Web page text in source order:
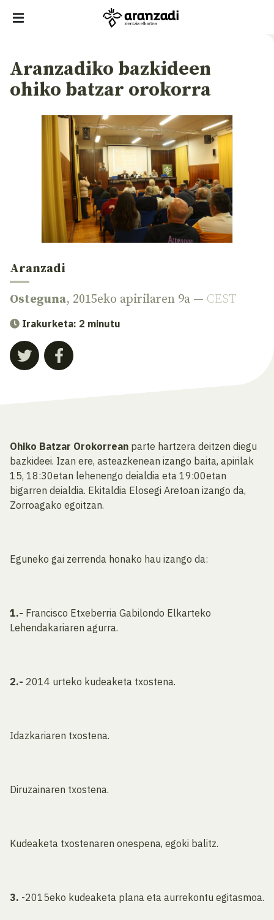
Aranzadiko bazkideen
ohiko batzar orokorra
Aranzadi
Osteguna, 2015eko apirilaren 9a — CEST
Irakurketa: 2 minutu
Ohiko Batzar Orokorrean parte hartzera deitzen diegu
bazkideei. Izan ere, asteazkenean izango baita, apirilak
15, 18:30etan lehenengo deialdia eta 19:00etan
bigarren deialdia. Ekitaldia Elosegi Aretoan izango da,
Zorroagako egoitzan.
Eguneko gai zerrenda honako hau izango da:
1.- Francisco Etxeberria Gabilondo Elkarteko
Lehendakariaren agurra.
2.- 2014 urteko kudeaketa txostena.
Idazkariaren txostena.
Diruzainaren txostena.
Kudeaketa txostenaren onespena, egoki balitz.
3. -2015eko kudeaketa plana eta aurrekontu egitasmoa.